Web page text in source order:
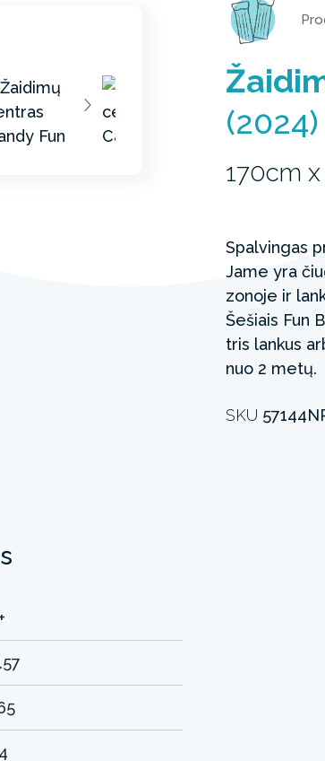
(2024)
170cm
Spalvingas
Jame yra
zonoje ir
Šešiais Fun
tris lankus
nuo 2 metų.
SKU